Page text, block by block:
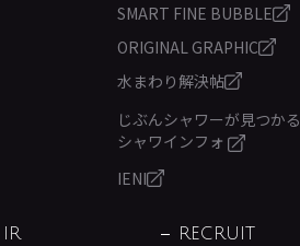
SMART FINE BUBBLE
ORIGINAL GRAPHIC
水まわり解決帖
じぶんシャワーが見つかる
シャワインフォ
IENI
IR RECRUIT